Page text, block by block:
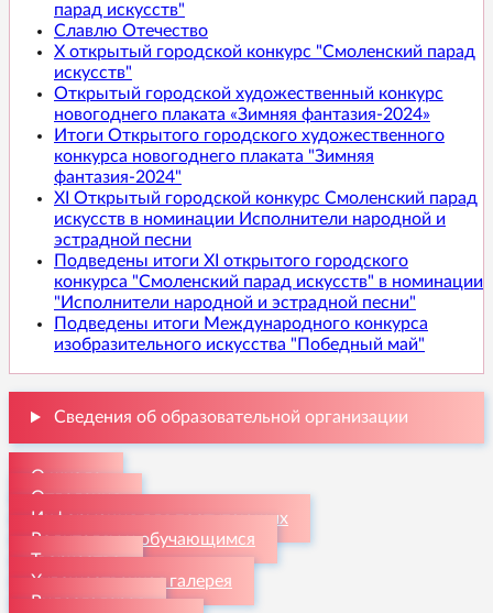
парад искусств"
Славлю Отечество
X открытый городской конкурс "Смоленский парад
искусств"
Открытый городской художественный конкурс
новогоднего плаката «Зимняя фантазия-2024»
Итоги Открытого городского художественного
конкурса новогоднего плаката "Зимняя
фантазия-2024"
XI Открытый городской конкурс Смоленский парад
искусств в номинации Исполнители народной и
эстрадной песни
Подведены итоги XI открытого городского
конкурса "Смоленский парад искусств" в номинации
"Исполнители народной и эстрадной песни"
Подведены итоги Международного конкурса
изобразительного искусства "Победный май"
Сведения об образовательной организации
О школе
Отделения
Информация для поступающих
Родителям и обучающимся
Творчество
Художественная галерея
Видеогалерея